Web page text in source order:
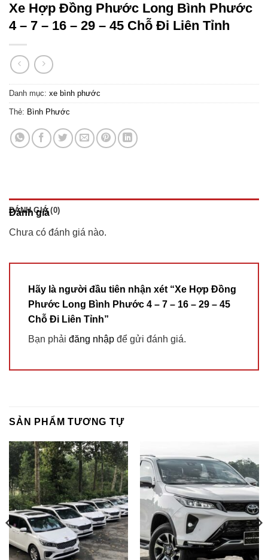
Xe Hợp Đồng Phước Long Bình Phước
4 – 7 – 16 – 29 – 45 Chỗ Đi Liên Tỉnh
Danh mục: xe bình phước
Thẻ: Bình Phước
ĐÁNH GIÁ (0)
Đánh giá
Chưa có đánh giá nào.
Hãy là người đầu tiên nhận xét “Xe Hợp Đồng
Phước Long Bình Phước 4 – 7 – 16 – 29 – 45
Chỗ Đi Liên Tỉnh”
Bạn phải đăng nhập để gửi đánh giá.
SẢN PHẨM TƯƠNG TỰ